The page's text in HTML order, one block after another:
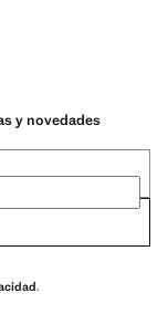
y novedades
.